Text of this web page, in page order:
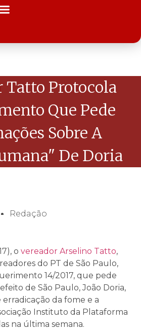
Tatto Protocola
Que Pede
Sobre A
De Doria
Redação
o vereador Arselino Tatto,
do PT de São Paulo,
14/2017, que pede
de São Paulo, João Doria,
da fome e a
Instituto da Plataforma
na última semana.